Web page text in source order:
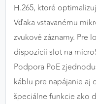
H.265, ktoré
Vďaka vstavanému
zvukové záznamy. Pre
dispozícii slot na
Podpora PoE
káblu pre napájanie aj
špeciálne funkcie ako